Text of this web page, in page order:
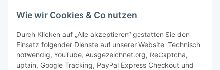
Wie wir Cookies & Co nutzen
Durch Klicken auf „Alle akzeptieren“ gestatten Sie den
Einsatz folgender Dienste auf unserer Website: Technisch
notwendig, YouTube, Ausgezeichnet.org, ReCaptcha,
uptain, Google Tracking, PayPal Express Checkout und
Mehr über
Bequem zahlen